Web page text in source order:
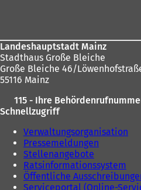
Landeshauptstadt Mainz
Stadthaus Große Bleiche
Große Bleiche 46/
55116 Mainz
115 - Ihre
Schnellzugriff
Verwaltungsorganisation
Pressemeldungen
Stellenangebote
Ratsinformationssystem
Öffentliche
Serviceportal (Online-